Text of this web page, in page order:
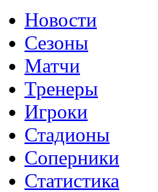
Новости
Сезоны
Матчи
Тренеры
Игроки
Стадионы
Соперники
Статистика